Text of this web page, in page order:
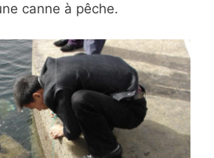
canne à pêche.